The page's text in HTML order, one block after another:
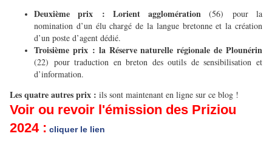
Deuxième prix : Lorient agglomération (56) pour la
nomination d’un élu chargé de la langue bretonne et la création
d’un poste d’agent dédié.
Troisième prix : la Réserve naturelle régionale de Plounérin
(22) pour traduction en breton des outils de sensibilisation et
d’information.
Les quatre autres prix : ils sont maintenant en ligne sur ce blog !
Voir ou revoir l'émission des Priziou
2024 : cliquer le lien